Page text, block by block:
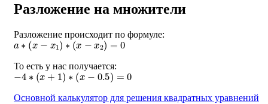
Разложение на множители
Разложение происходит по формуле:
a ∗(x−x1)∗ (x−x2)=0
То есть у нас получается:
−4∗(x+1)∗(x−0.5)=0
Основной калькулятор для решения квадратных уравнений